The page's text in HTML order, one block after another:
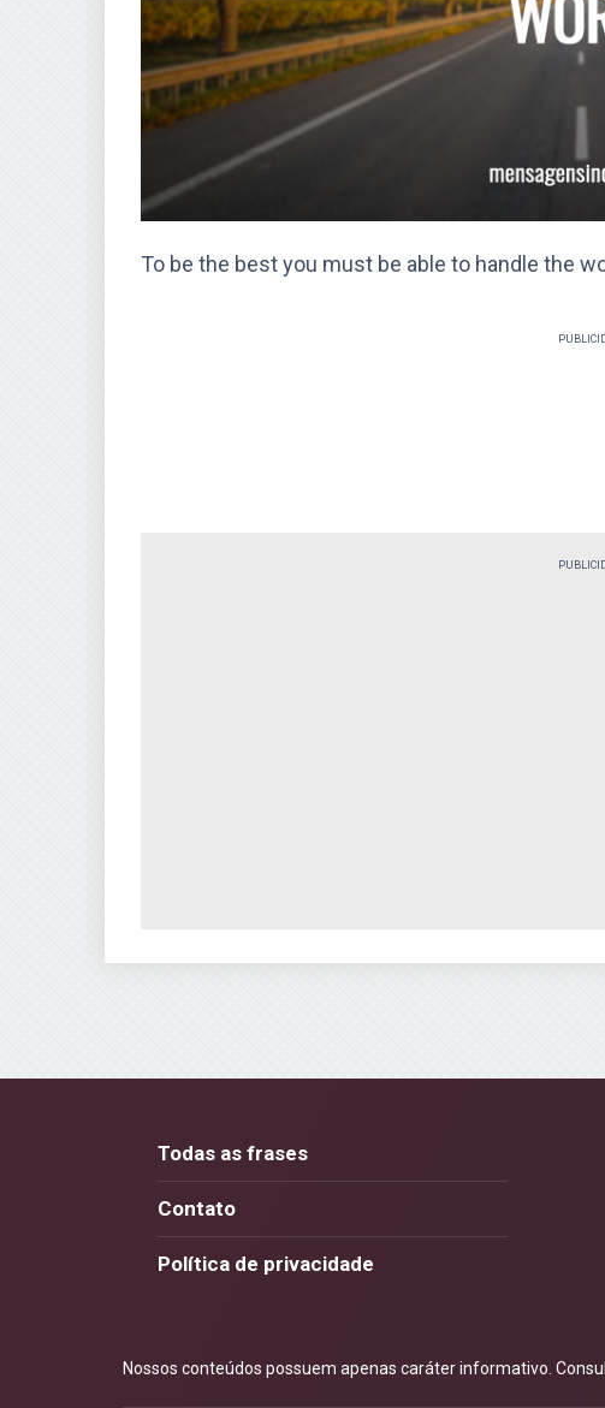
To be the best you must be able to handle the
Todas as frases
Contato
Política de privacidade
Nossos conteúdos possuem apenas caráter informativo.